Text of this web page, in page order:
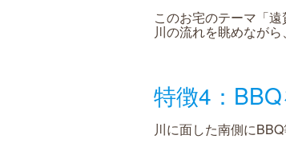
このお宅のテーマ「
川の流れを眺めなが
特徴4：
川に面した南側に